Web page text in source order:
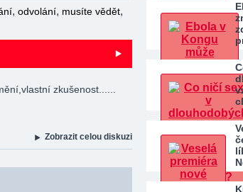
, odvolání, musíte vědět,
zkušenost......
Zobrazit celou diskuzi